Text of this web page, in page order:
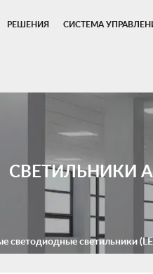
РЕШЕНИЯ СИСТЕМА
СВЕТИЛЬНИКИ
светодиодные светильники